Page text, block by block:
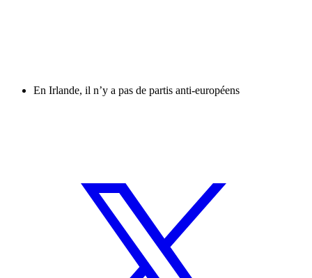
En Irlande, il n’y a pas de partis anti-européens